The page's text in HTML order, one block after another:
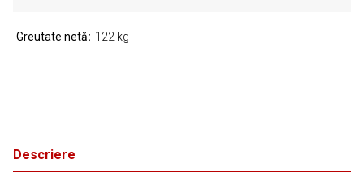
Descriere
Greutate netă 122 kg